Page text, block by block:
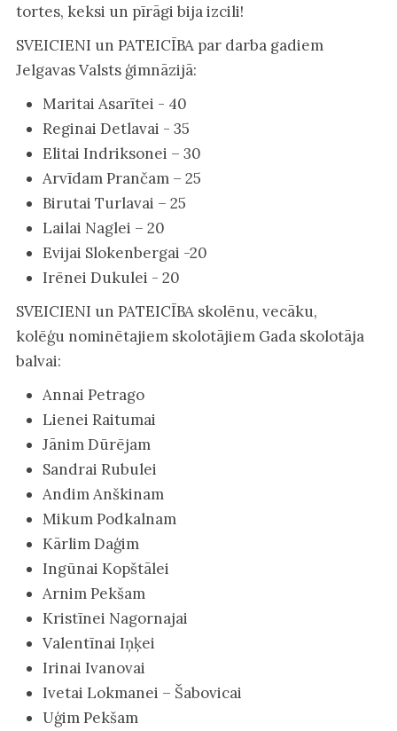
tortes, keksi un pīrāgi bija izcili!
SVEICIENI un PATEICĪBA par darba gadiem
Jelgavas Valsts ģimnāzijā:
Maritai Asarītei - 40
Reginai Detlavai - 35
Elitai Indriksonei – 30
Arvīdam Prančam – 25
Birutai Turlavai – 25
Lailai Naglei – 20
Evijai Slokenbergai -20
Irēnei Dukulei - 20
SVEICIENI un PATEICĪBA skolēnu, vecāku,
kolēģu nominētajiem skolotājiem Gada skolotāja
balvai:
Annai Petrago
Lienei Raitumai
Jānim Dūrējam
Sandrai Rubulei
Andim Anškinam
Mikum Podkalnam
Kārlim Daģim
Ingūnai Kopštālei
Arnim Pekšam
Kristīnei Nagornajai
Valentīnai Iņķei
Irinai Ivanovai
Ivetai Lokmanei – Šabovicai
Uģim Pekšam